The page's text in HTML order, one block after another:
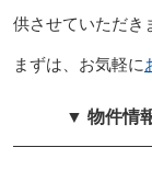
供させていただき
まずは、お気軽に
▼ 物件情